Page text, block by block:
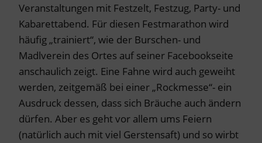
Veranstaltungen mit Festzelt, Festzug, Party- und
Kabarettabend. Für diesen Festmarathon wird
häufig „trainiert“, wie der Burschen- und
Madlverein des Ortes auf seiner Facebookseite
anschaulich zeigt. Eine Fahne wird auch geweiht
werden, zeitgemäß bei einer „Rockmesse“- ein
Ausdruck dessen, dass sich Bräuche auch ändern
dürfen. Aber es geht vor allem ums Feiern
(natürlich auch mit viel Gerstensaft) und so wirbt